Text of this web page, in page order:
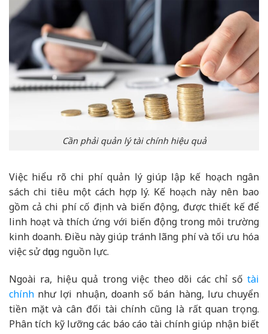
Cần phải quản lý tài chính hiệu quả
Việc hiểu rõ chi phí quản lý giúp lập kế hoạch ngân
sách chi tiêu một cách hợp lý. Kế hoạch này nên bao
gồm cả chi phí cố định và biến động, được thiết kế để
linh hoạt và thích ứng với biến động trong môi trường
kinh doanh. Điều này giúp tránh lãng phí và tối ưu hóa
việc sử dụng nguồn lực.
Ngoài ra, hiệu quả trong việc theo dõi các chỉ số tài
chính như lợi nhuận, doanh số bán hàng, lưu chuyển
tiền mặt và cân đối tài chính cũng là rất quan trọng.
Phân tích kỹ lưỡng các báo cáo tài chính giúp nhận biết